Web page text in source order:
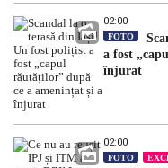
02:00
FOTO
a fost
înjurat
02:00
FOTO